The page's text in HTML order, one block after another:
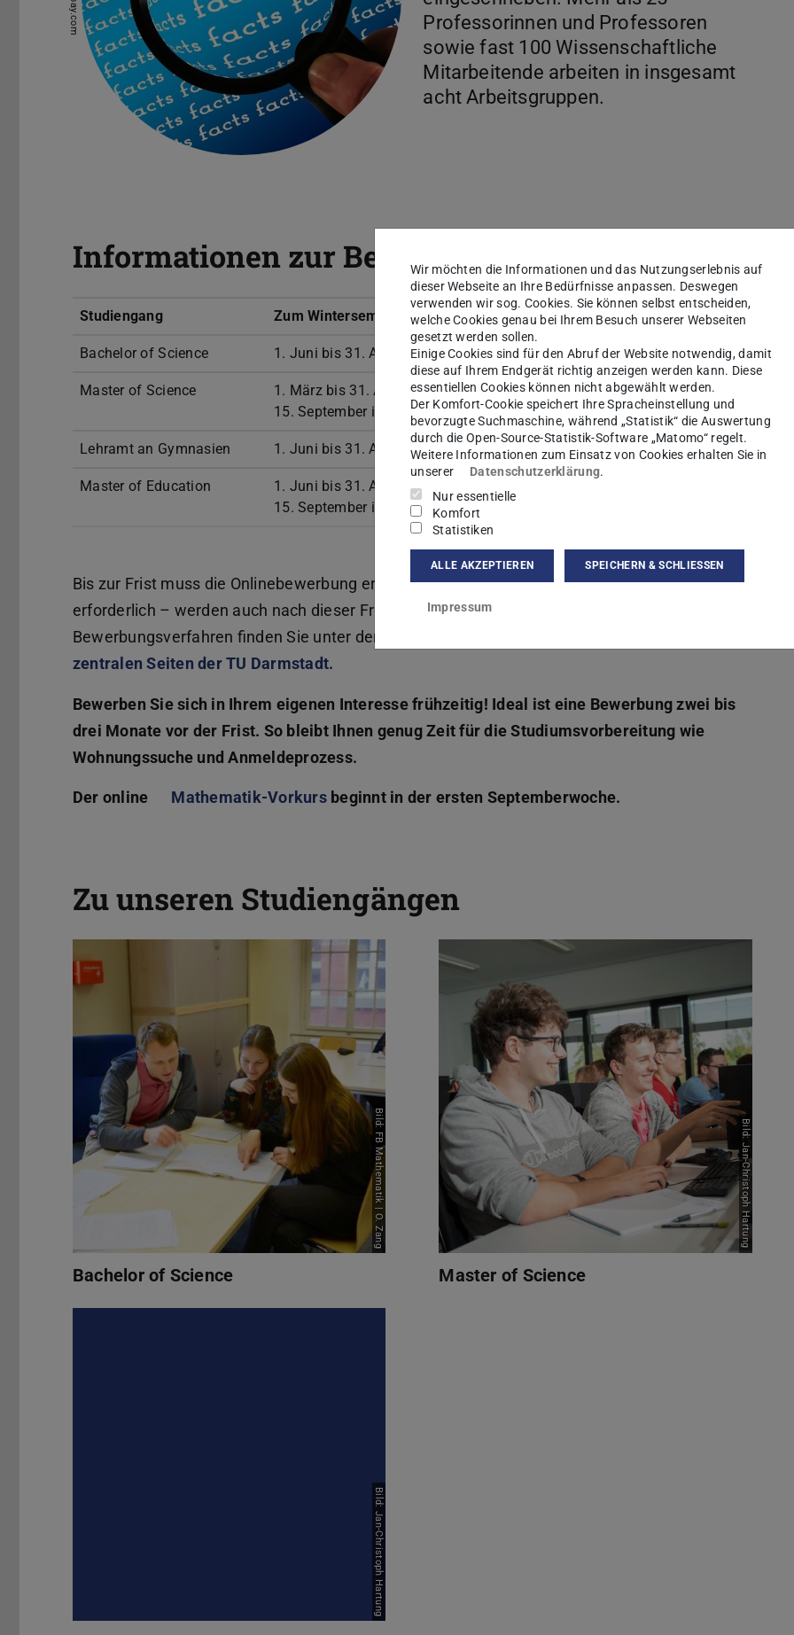
Professorinnen und Professoren
sowie fast 100 Wissenschaftliche
Mitarbeitende arbeiten in insgesamt
acht Arbeitsgruppen.
Informationen zur Bewerbung
Studiengang Zum Wintersemester Zum Sommersemester
Bachelor of Science 1. Juni bis 31. August nur höheres Fachsemester
Master of Science
1. März bis 31. August extern/
15. September intern
1. Dezember bis 1. März
15. März intern
Lehramt an Gymnasien 1. Juni bis 31. August (Ausschlussfrist) nur höheres Fachsemester
Master of Education
1. Juni bis 31. August extern/
15. September intern
Bis zur Frist muss die Onlinebewerbung erfolgt sein. Die Papierunterlagen – soweit
erforderlich – werden auch nach dieser Frist noch angenommen. Weitere Informationen zum
Bewerbungsverfahren finden Sie unter den jeweiligen Studiengängen sowie auf den
zentralen Seiten der TU Darmstadt.
Bewerben Sie sich in Ihrem eigenen Interesse frühzeitig! Ideal ist eine Bewerbung zwei bis
drei Monate vor der Frist. So bleibt Ihnen genug Zeit für die Studiumsvorbereitung wie
Wohnungssuche und Anmeldeprozess.
Der online Mathematik-Vorkursbeginnt in der ersten Septemberwoche.
Zu unseren Studiengängen
Bachelor of Science
Bild: FB Mathematik | O. Zang
Master of Science
Bild: Jan-Christoph Hartung
Bild: Jan-Christoph Hartung
Wir möchten die Informationen und das Nutzungserlebnis auf
dieser Webseite an Ihre Bedürfnisse anpassen. Deswegen
verwenden wir sog. Cookies. Sie können selbst entscheiden,
welche Cookies genau bei Ihrem Besuch unserer Webseiten
gesetzt werden sollen.
Einige Cookies sind für den Abruf der Website notwendig, damit
diese auf Ihrem Endgerät richtig anzeigen werden kann. Diese
essentiellen Cookies können nicht abgewählt werden.
Der Komfort-Cookie speichert Ihre Spracheinstellung und
bevorzugte Suchmaschine, während „Statistik“ die Auswertung
durch die Open-Source-Statistik-Software „Matomo“ regelt.
Weitere Informationen zum Einsatz von Cookies erhalten Sie in
unserer
Datenschutzerklärung.
Nur essentielle
Komfort
Statistiken
ALLE AKZEPTIEREN SPEICHERN & SCHLIESSEN
Impressum